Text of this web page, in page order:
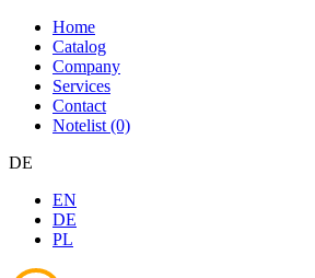
Home
Catalog
Company
Services
Contact
Notelist (0)
DE
EN
DE
PL